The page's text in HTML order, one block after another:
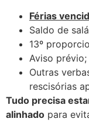
Férias
Saldo de
13º
Aviso prévio;
Outras
rescisórias
Tudo precisa
alinhado para